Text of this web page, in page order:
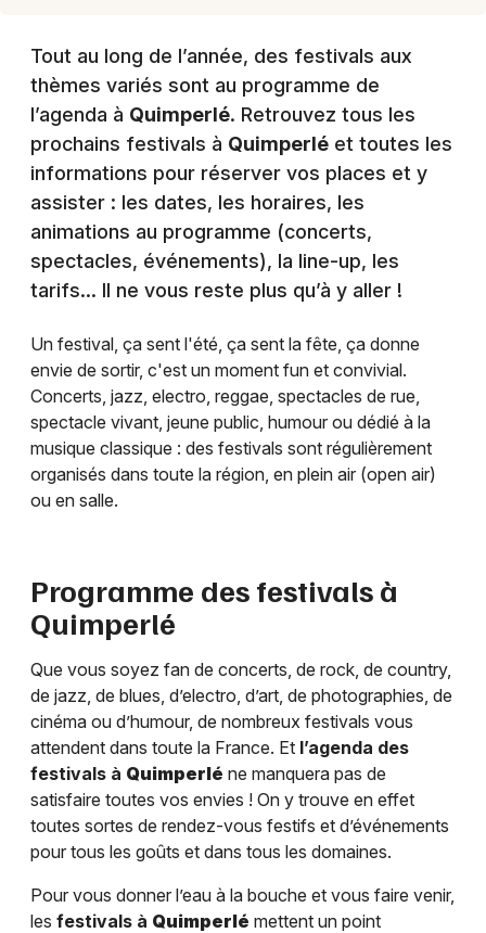
Tout au long de l’année, des festivals aux
thèmes variés sont au programme de
l’agenda à Quimperlé. Retrouvez tous les
prochains festivals à Quimperlé et toutes les
informations pour réserver vos places et y
assister : les dates, les horaires, les
animations au programme (concerts,
spectacles, événements), la line-up, les
tarifs… Il ne vous reste plus qu’à y aller !
Un festival, ça sent l'été, ça sent la fête, ça donne
envie de sortir, c'est un moment fun et convivial.
Concerts, jazz, electro, reggae, spectacles de rue,
spectacle vivant, jeune public, humour ou dédié à la
musique classique : des festivals sont régulièrement
organisés dans toute la région, en plein air (open air)
ou en salle.
Programme des festivals à
Quimperlé
Que vous soyez fan de concerts, de rock, de country,
de jazz, de blues, d’electro, d’art, de photographies, de
cinéma ou d’humour, de nombreux festivals vous
attendent dans toute la France. Et l’agenda des
festivals à Quimperlé ne manquera pas de
satisfaire toutes vos envies ! On y trouve en effet
toutes sortes de rendez-vous festifs et d’événements
pour tous les goûts et dans tous les domaines.
Pour vous donner l’eau à la bouche et vous faire venir,
les festivals à Quimperlé mettent un point